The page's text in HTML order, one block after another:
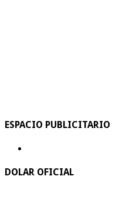
ESPACIO PUBLICITARIO
DOLAR OFICIAL